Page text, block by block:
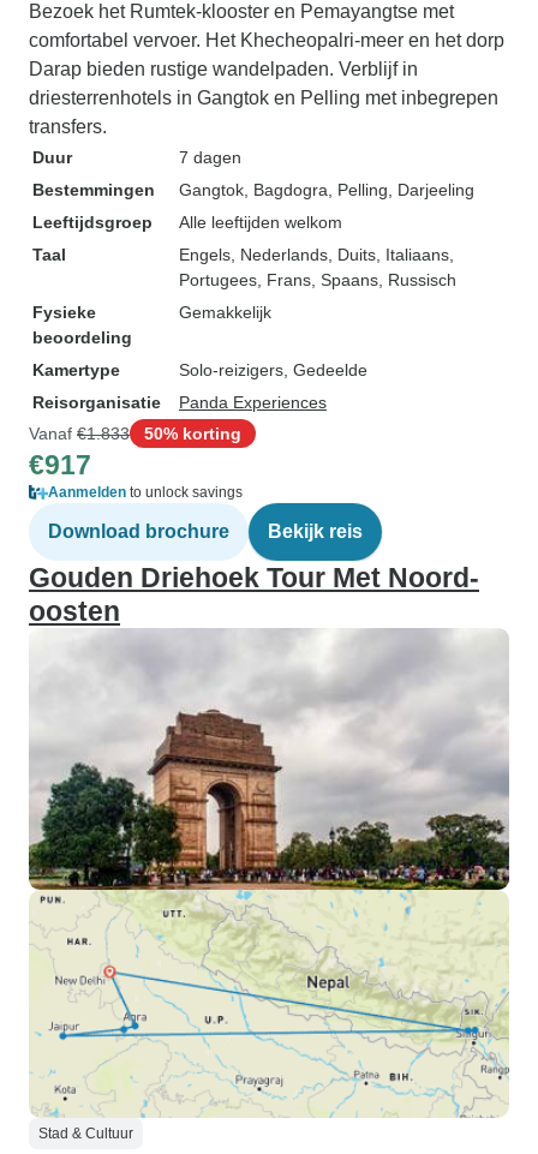
Bezoek het Rumtek-klooster en Pemayangtse met
comfortabel vervoer. Het Khecheopalri-meer en het dorp
Darap bieden rustige wandelpaden. Verblijf in
driesterrenhotels in Gangtok en Pelling met inbegrepen
transfers.
Duur
7 dagen
Bestemmingen
Gangtok , Bagdogra , Pelling , Darjeeling
Leeftijdsgroep
Alle leeftijden welkom
Taal
Engels, Nederlands, Duits, Italiaans,
Portugees, Frans, Spaans, Russisch
Fysieke
beoordeling
Gemakkelijk
Kamertype
Solo-reizigers, Gedeelde
Reisorganisatie
Panda Experiences
Vanaf €1.833 50% korting
€917
Aanmelden to unlock savings
Download brochure Bekijk reis
Gouden Driehoek Tour Met Noord-
oosten
Stad & Cultuur